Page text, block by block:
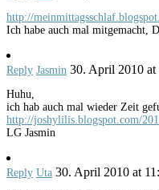
http://
Ich habe auch mal mitgemacht,
Reply Jasmin 30. April 2010 at
Huhu,
ich hab auch mal wieder Zeit
http://joshylilis.blogspot.com/
LG Jasmin
Reply Uta 30. April 2010 at